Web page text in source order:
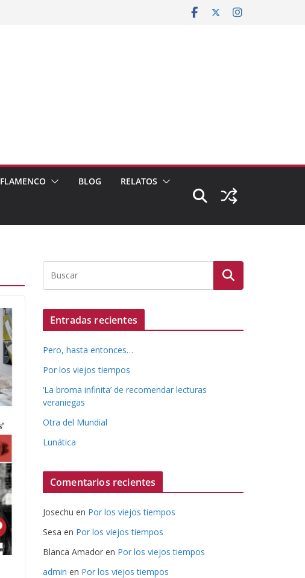
FLAMENCO BLOG RELATOS
Entradas recientes
Pero, hasta entonces…
Por los viejos tiempos
‘La broma infinita’ de recomendar lecturas
veraniegas
Otra del Mundial
Lunática
Comentarios recientes
Josechu en Por los viejos tiempos
Sesa en Por los viejos tiempos
Blanca Amador en Por los viejos tiempos
admin en Por los viejos tiempos